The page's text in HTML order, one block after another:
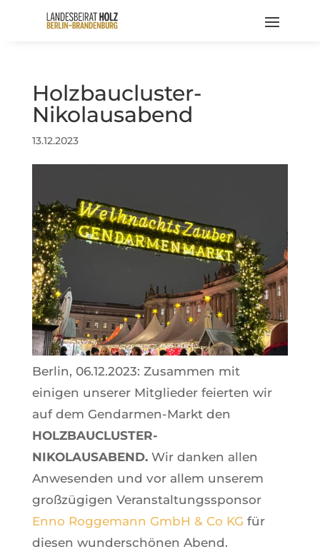
Holzbaucluster-
Nikolausabend
13.12.2023
Berlin, 06.12.2023: Zusammen mit
einigen unserer Mitglieder feierten wir
auf dem Gendarmen-Markt den
HOLZBAUCLUSTER-
NIKOLAUSABEND. Wir danken allen
Anwesenden und vor allem unserem
großzügigen Veranstaltungssponsor
Enno Roggemann GmbH & Co KG für
diesen wunderschönen Abend.